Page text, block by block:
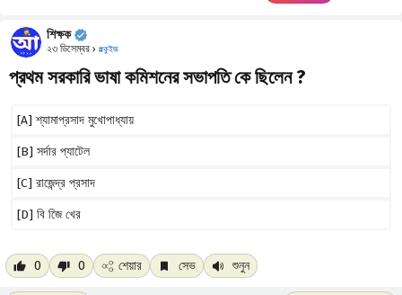
শিক্ষক
২৩ ডিসেম্বর › #কুইজ
প্রথম সরকারি ভাষা কমিশনের সভাপতি কে ছিলেন ?
[A] শ্যামাপ্রসাদ মুখোপাধ্যায়
[B] সর্দার প্যাটেল
[C] রাজেন্দ্র প্রসাদ
[D] বি জিে খের
0 0 শেয়ার সেভ শুনুন